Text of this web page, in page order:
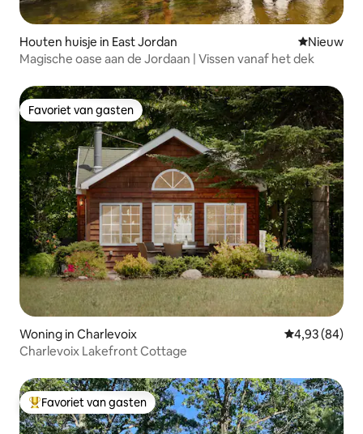
Houten huisje in East Jordan Nieuwe
Nieuw
Magische oase aan de Jordaan | Vissen vanaf het dek
Favoriet van gasten
Favoriet van gasten
Woning in Charlevoix Gemiddelde
4,93 (84)
Charlevoix Lakefront Cottage
Topfavoriet van gasten
Favoriet van gasten